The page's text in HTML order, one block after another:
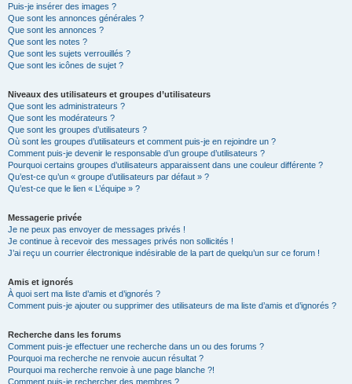
Puis-je insérer des images ?
Que sont les annonces générales ?
Que sont les annonces ?
Que sont les notes ?
Que sont les sujets verrouillés ?
Que sont les icônes de sujet ?
Niveaux des utilisateurs et groupes d’utilisateurs
Que sont les administrateurs ?
Que sont les modérateurs ?
Que sont les groupes d’utilisateurs ?
Où sont les groupes d’utilisateurs et comment puis-je en rejoindre un ?
Comment puis-je devenir le responsable d’un groupe d’utilisateurs ?
Pourquoi certains groupes d’utilisateurs apparaissent dans une couleur différente ?
Qu’est-ce qu’un « groupe d’utilisateurs par défaut » ?
Qu’est-ce que le lien « L’équipe » ?
Messagerie privée
Je ne peux pas envoyer de messages privés !
Je continue à recevoir des messages privés non sollicités !
J’ai reçu un courrier électronique indésirable de la part de quelqu’un sur ce forum !
Amis et ignorés
À quoi sert ma liste d’amis et d’ignorés ?
Comment puis-je ajouter ou supprimer des utilisateurs de ma liste d’amis et d’ignorés ?
Recherche dans les forums
Comment puis-je effectuer une recherche dans un ou des forums ?
Pourquoi ma recherche ne renvoie aucun résultat ?
Pourquoi ma recherche renvoie à une page blanche ?!
Comment puis-je rechercher des membres ?